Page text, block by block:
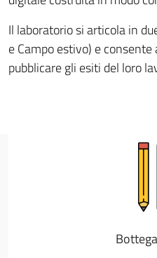
Il laboratorio si articola in
e Campo estivo) e
pubblicare gli esiti del loro